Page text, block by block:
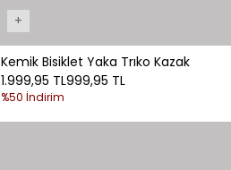
+
Kemik Bisiklet Yaka Trıko Kazak
1.999,95 TL999,95 TL
%50 İndirim